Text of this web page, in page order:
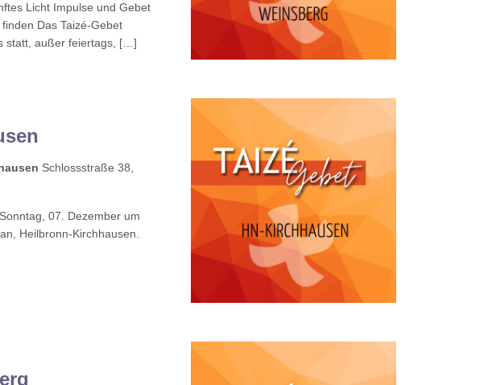
Licht Impulse und Gebet
Das Taizé-Gebet
statt, außer feiertags, […]
Schlossstraße 38,
07. Dezember um
Heilbronn-Kirchhausen.